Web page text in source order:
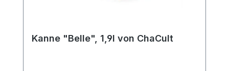
dieser Kanne.
Kanne "Belle", 1,9l von ChaCult